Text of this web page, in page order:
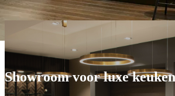
Showroom voor luxe